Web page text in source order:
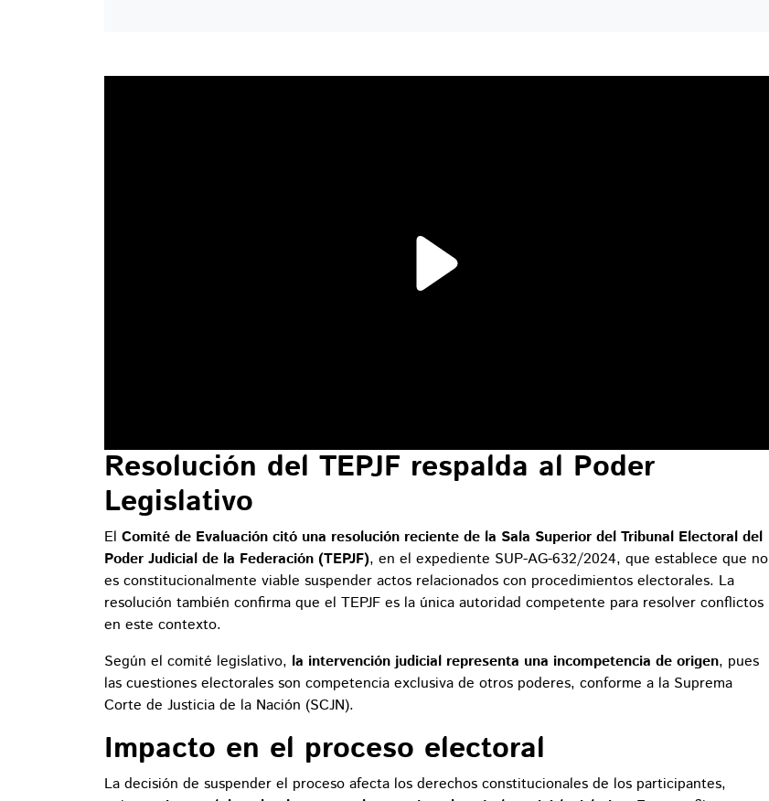
Resolución del TEPJF respalda al Poder
Legislativo
El Comité de Evaluación citó una resolución reciente de la Sala Superior del Tribunal Electoral del
Poder Judicial de la Federación (TEPJF), en el expediente SUP-AG-632/2024, que establece que no
es constitucionalmente viable suspender actos relacionados con procedimientos electorales. La
resolución también confirma que el TEPJF es la única autoridad competente para resolver conflictos
en este contexto.
Según el comité legislativo, la intervención judicial representa una incompetencia de origen, pues
las cuestiones electorales son competencia exclusiva de otros poderes, conforme a la Suprema
Corte de Justicia de la Nación (SCJN).
Impacto en el proceso electoral
La decisión de suspender el proceso afecta los derechos constitucionales de los participantes,